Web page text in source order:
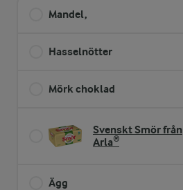
Mandel,
Hasselnötter
Mörk choklad
Svenskt Smör från
Arla®
Ägg